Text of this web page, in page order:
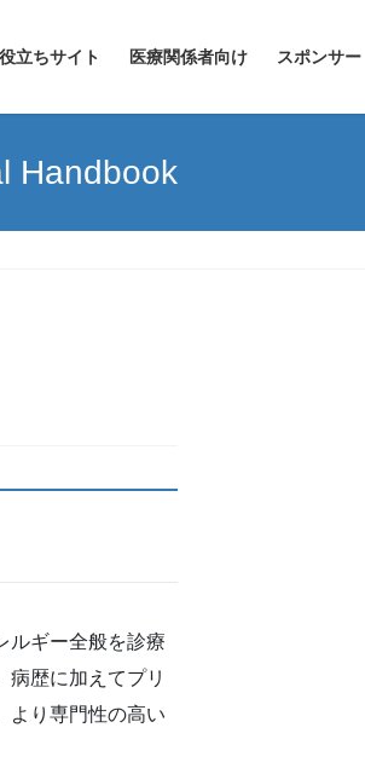
立ちサイト 医療関係者向け スポンサー
Handbook
ルギー全般を診療
病歴に加えてプリ
より専門性の高い